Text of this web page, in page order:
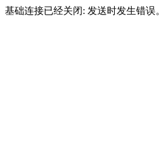
基础连接已经关闭: 发送时发生错误。